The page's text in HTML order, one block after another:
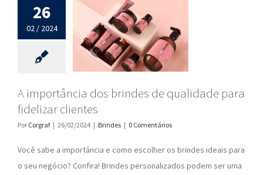
26
02 / 2024
A importância dos
brindes de qualidade
para fidelizar clientes
A importância dos brindes de qualidade para
fidelizar clientes
Por Corgraf | 26/02/2024 | Brindes | 0 Comentários
Você sabe a importância e como escolher os brindes ideais para
o seu negócio? Confira! Brindes personalizados podem ser uma